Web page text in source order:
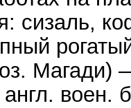
сизаль,
Магади)
воен.